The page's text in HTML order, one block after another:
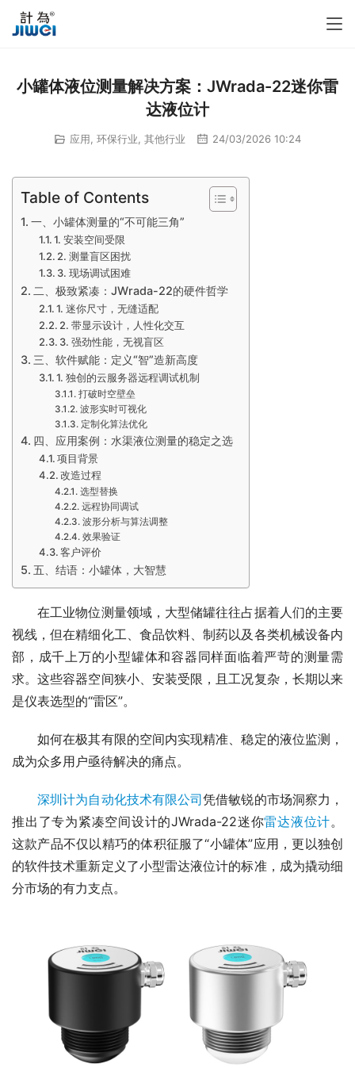
小罐体液位测量解决方案：JWrada-22迷你雷
达液位计
应用 环保行业 其他行业 24/03/2026 10:24
Table of Contents
一、小罐体测量的“不可能三角”
1. 安装空间受限
2. 测量盲区困扰
3. 现场调试困难
二、极致紧凑：JWrada-22的硬件哲学
1. 迷你尺寸，无缝适配
2. 带显示设计，人性化交互
3. 强劲性能，无视盲区
三、软件赋能：定义“智”造新高度
1. 独创的云服务器远程调试机制
打破时空壁垒
波形实时可视化
定制化算法优化
四、应用案例：水渠液位测量的稳定之选
项目背景
改造过程
选型替换
远程协同调试
波形分析与算法调整
效果验证
客户评价
五、结语：小罐体，大智慧
在工业物位测量领域，大型储罐往往占据着人们的主要
视线，但在精细化工、食品饮料、制药以及各类机械设备内
部，成千上万的小型罐体和容器同样面临着严苛的测量需
求。这些容器空间狭小、安装受限，且工况复杂，长期以来
是仪表选型的“雷区”。
如何在极其有限的空间内实现精准、稳定的液位监测，
成为众多用户亟待解决的痛点。
深圳计为自动化技术有限公司凭借敏锐的市场洞察力，
推出了专为紧凑空间设计的JWrada-22迷你雷达液位计。
这款产品不仅以精巧的体积征服了“小罐体”应用，更以独创
的软件技术重新定义了小型雷达液位计的标准，成为撬动细
分市场的有力支点。